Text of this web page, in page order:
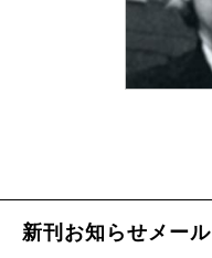
新刊お知らせメール